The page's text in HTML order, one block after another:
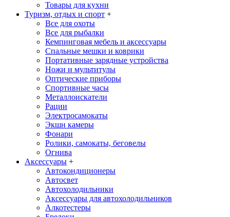
Товары для кухни
Туризм, отдых и спорт +
Все для охоты
Все для рыбалки
Кемпинговая мебель и аксессуары
Спальные мешки и коврики
Портативные зарядные устройства
Ножи и мультитулы
Оптические приборы
Спортивные часы
Металлоискатели
Рации
Электросамокаты
Экшн камеры
Фонари
Ролики, самокаты, беговелы
Огнива
Аксессуары +
Автокондиционеры
Aвтосвет
Автохолодильники
Аксессуары для автохолодильников
Алкотестеры